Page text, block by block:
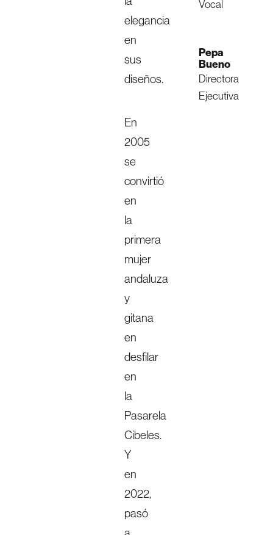
elegancia
en
sus
diseños.
En
2005
se
convirtió
en
la
primera
mujer
andaluza
y
gitana
en
desfilar
en
la
Pasarela
Cibeles.
Y
en
2022,
pasó
Vocal
Pepa
Bueno
Directora
Ejecutiva